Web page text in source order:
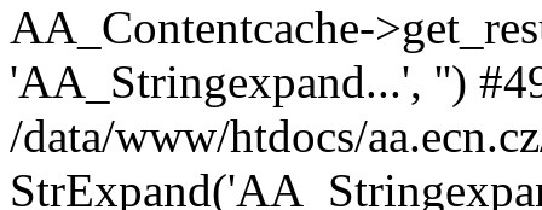
AA_Contentcache-
'AA_Stringexpand...', '')
/data/www/htdocs/